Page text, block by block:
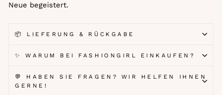
Neue begeistert.
📦 LIEFERUNG & RÜCKGABE
✨ WARUM BEI FASHIONGIRL EINKAUFEN?
💬 HABEN SIE FRAGEN? WIR HELFEN IHNEN
GERNE!